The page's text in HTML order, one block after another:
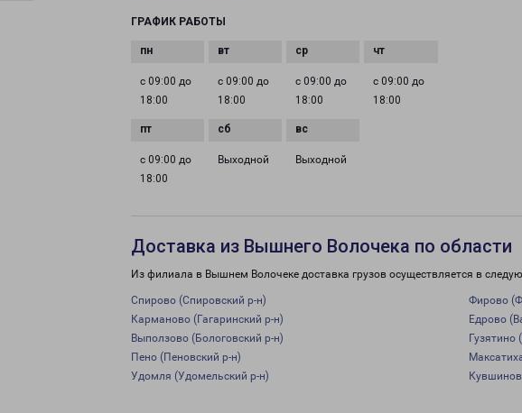
ГРАФИК РАБОТЫ
с 09:00 до
18:00
с 09:00 до
18:00
с 09:00 до
18:00
с 09:00 до
18:00
с 09:00 до
18:00
Выходной Выходной
Доставка из Вышнего Волочека по области
Из филиала в Вышнем Волочеке доставка грузов осуществляется в
Спирово (Спировский р-н) Фирово
Карманово (Гагаринский р-н)
Едрово
Выползово (Бологовский р-н)
Гузятино
Пено (Пеновский р-н)
Удомля (Удомельский р-н)